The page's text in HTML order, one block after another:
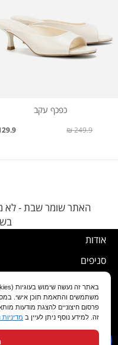
כפכף עקב
₪ 249.9 ₪
האתר שומר שבת - לא
אודות
סניפים
שירות לקוחות
מועדון לקוחות
משתמשים והתאמת תוכן אישי.
פרסום חיצוניים להצגת מודעות
זה. למידע נוסף ניתן לעיין ב